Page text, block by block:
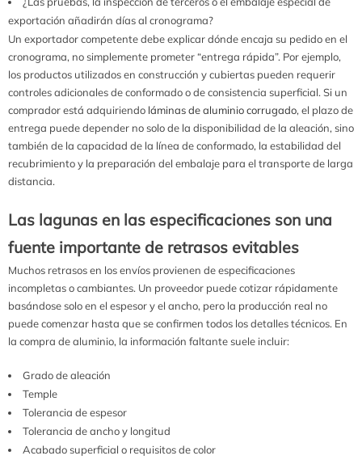
exportación añadirán días al cronograma?
Un exportador competente debe explicar dónde encaja su pedido en el
cronograma, no simplemente prometer “entrega rápida”. Por ejemplo,
los productos utilizados en construcción y cubiertas pueden requerir
controles adicionales de conformado o de consistencia superficial. Si un
comprador está adquiriendo láminas de aluminio corrugado, el plazo de
entrega puede depender no solo de la disponibilidad de la aleación, sino
también de la capacidad de la línea de conformado, la estabilidad del
recubrimiento y la preparación del embalaje para el transporte de larga
distancia.
Las lagunas en las especificaciones son una
fuente importante de retrasos evitables
Muchos retrasos en los envíos provienen de especificaciones
incompletas o cambiantes. Un proveedor puede cotizar rápidamente
basándose solo en el espesor y el ancho, pero la producción real no
puede comenzar hasta que se confirmen todos los detalles técnicos. En
la compra de aluminio, la información faltante suele incluir:
Grado de aleación
Temple
Tolerancia de espesor
Tolerancia de ancho y longitud
Acabado superficial o requisitos de color